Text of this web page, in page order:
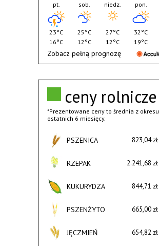
ceny rolnicze
*Prezentowane ceny to średnia z okresu
ostatnich 6 miesięcy.
PSZENICA 823,04 zł
RZEPAK 2.241,68 zł
KUKURYDZA 844,71 zł
PSZENŻYTO 665,00 zł
JĘCZMIEŃ 654,82 zł
pt.
23°C
16°C
sob.
25°C
12°C
niedz.
27°C
12°C
pon.
32°C
19°C
Zobacz pełną prognozę